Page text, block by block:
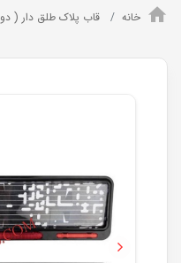
خانه قاب پلاک طلق دار (
Next